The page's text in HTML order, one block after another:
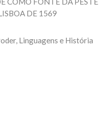
DE 1569
Linguagens e História